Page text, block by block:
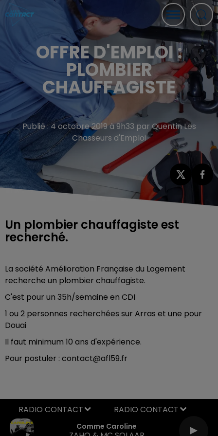
OFFRE D'EMPLOI :
PLOMBIER
CHAUFFAGISTE
Publié : 4 octobre 2019 à 9h33 par Quentin Les
Chasseurs d'Emploi
Un plombier chauffagiste est
recherché.
La société Amélioration Française du Logement
recherche un plombier chauffagiste.
C'est pour un 35h/semaine en CDI
1 ou 2 personnes recherchées sur Arras et une pour
Douai
Il faut minimum 10 ans d'expérience.
Pour postuler : contact@afl59.fr
Comme Caroline
RADIO CONTACT